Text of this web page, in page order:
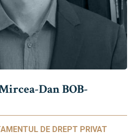
Dan BOB-
DE DREPT PRIVAT